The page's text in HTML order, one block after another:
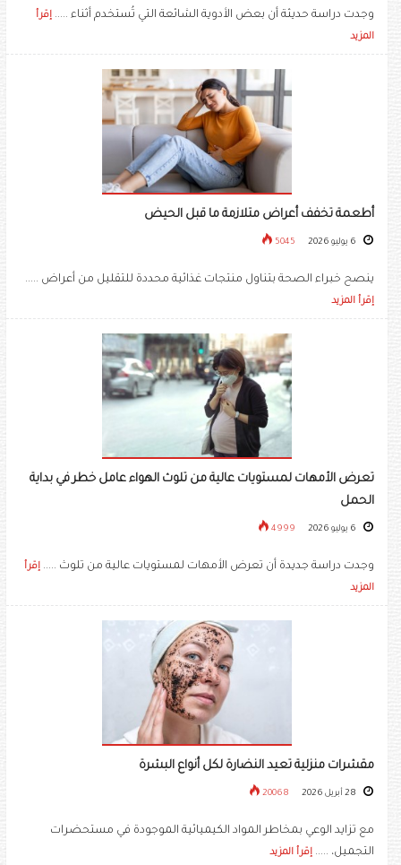
وجدت دراسة حديثة أن بعض الأدوية الشائعة التي تُستخدم أثناء ..... إقرأ
المزيد
أطعمة تخفف أعراض متلازمة ما قبل الحيض
5045
ينصح خبراء الصحة بتناول منتجات غذائية محددة للتقليل من أعراض .....
إقرأ المزيد
تعرض الأمهات لمستويات عالية من تلوث الهواء عامل خطر في بداية
الحمل
4999
وجدت دراسة جديدة أن تعرض الأمهات لمستويات عالية من تلوث ..... إقرأ
المزيد
مقشرات منزلية تعيد النضارة لكل أنواع البشرة
20068
مع تزايد الوعي بمخاطر المواد الكيميائية الموجودة في مستحضرات
التجميل، ..... إقرأ المزيد